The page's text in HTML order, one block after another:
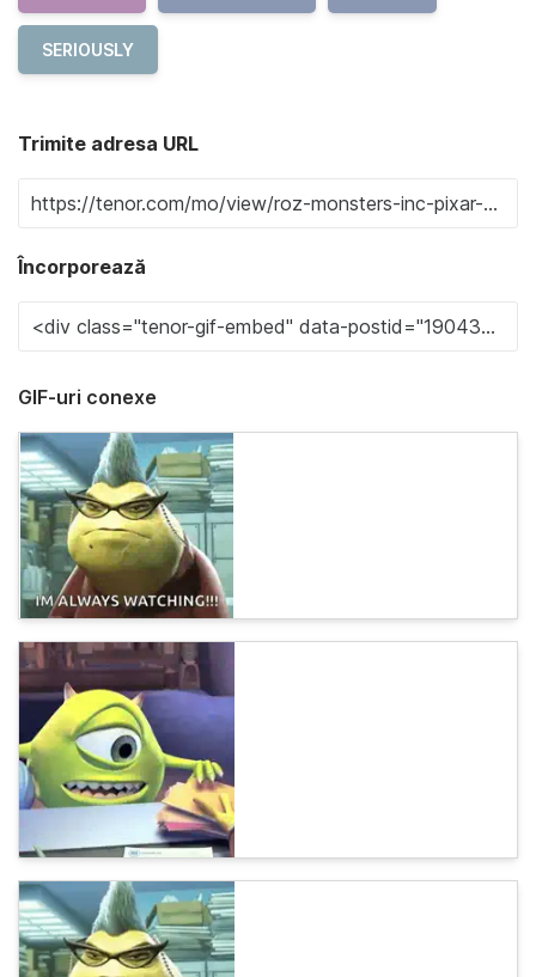
SERIOUSLY
Trimite adresa URL
Încorporează
GIF-uri conexe